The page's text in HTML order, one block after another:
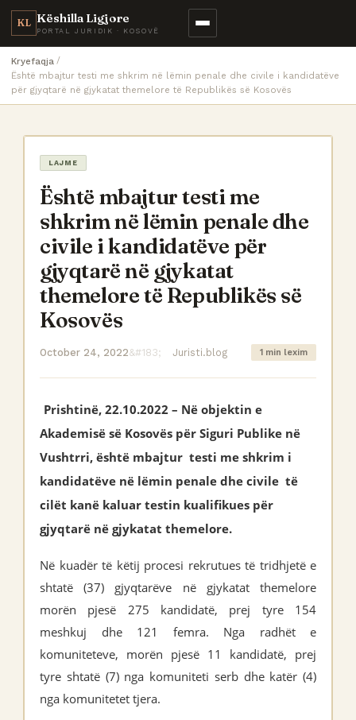
KL Këshilla Ligjore
PORTAL JURIDIK · KOSOVË
Kryefaqja
Është mbajtur testi me shkrim në lëmin penale dhe civile i kandidatëve
për gjyqtarë në gjykatat themelore të Republikës së Kosovës
LAJME
Është mbajtur testi me
shkrim në lëmin penale dhe
civile i kandidatëve për
gjyqtarë në gjykatat
themelore të Republikës së
Kosovës
October 24, 2022 Juristi.blog 1 min lexim
Prishtinë, 22.10.2022 – Në objektin e
Akademisë së Kosovës për Siguri Publike në
Vushtrri, është mbajtur testi me shkrim i
kandidatëve në lëmin penale dhe civile të
cilët kanë kaluar testin kualifikues për
gjyqtarë në gjykatat themelore.
Në kuadër të këtij procesi rekrutues të tridhjetë e
shtatë (37) gjyqtarëve në gjykatat themelore
morën pjesë 275 kandidatë, prej tyre 154
meshkuj dhe 121 femra. Nga radhët e
komuniteteve, morën pjesë 11 kandidatë, prej
tyre shtatë (7) nga komuniteti serb dhe katër (4)
nga komunitetet tjera.